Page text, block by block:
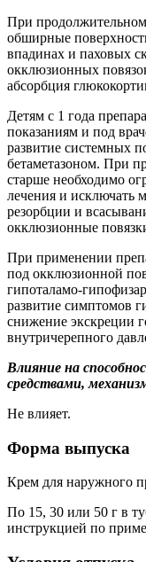
При
обширные
впадинах и паховых
окклюзионных
абсорбция
Детям с 1 года
показаниям и под
развитие системных
бетаметазоном. При
старше необходимо
лечения и исключать
резорбции и
окклюзионные
При применении
под окклюзионной
гипоталамо-
развитие симптомов
снижение экскреции
внутричерепного
Влияние на
средствами,
Не влияет.
Форма выпуска
Крем для наружного
По 15, 30 или 50 г в
инструкцией по